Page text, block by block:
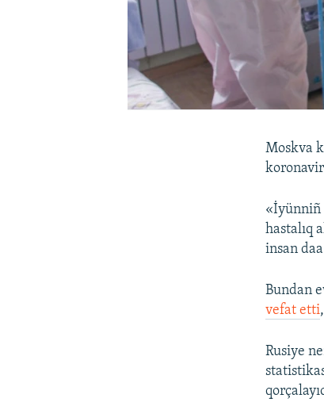
Moskva
«İyünniñ
hastalıq
insan
Bundan
vefat etti
Rusiye